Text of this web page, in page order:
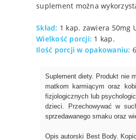
suplement można
Skład: 1 kap. zawiera 50mg
Wielkość porcji: 1 kap.
Ilość porcji w opakowaniu: